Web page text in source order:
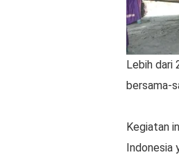
Lebih dari
bersama-
Kegiatan
Indonesia